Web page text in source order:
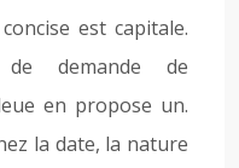
est capitale.
demande de
en propose un.
la date, la nature